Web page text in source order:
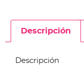
Descripción
Descripción